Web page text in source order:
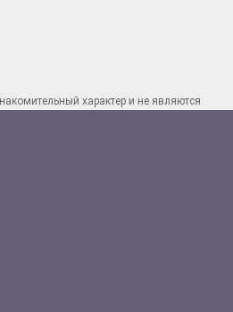
характер и не являются